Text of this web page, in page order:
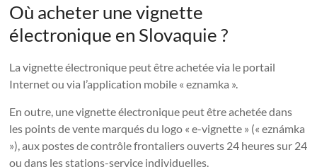
Où acheter une vignette
électronique en Slovaquie ?
La vignette électronique peut être achetée via le portail
Internet ou via l’application mobile « eznamka ».
En outre, une vignette électronique peut être achetée dans
les points de vente marqués du logo « e-vignette » (« eznámka
»), aux postes de contrôle frontaliers ouverts 24 heures sur 24
ou dans les stations-service individuelles.